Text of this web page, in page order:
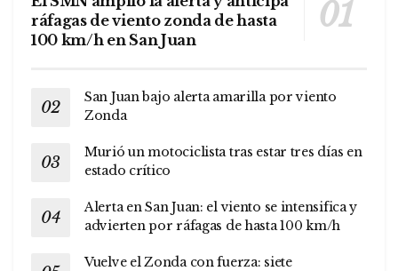
ráfagas de viento zonda de hasta
100 km/h en San Juan
San Juan bajo alerta amarilla por viento
Zonda
Murió un motociclista tras estar tres días en
estado crítico
Alerta en San Juan: el viento se intensifica y
advierten por ráfagas de hasta 100 km/h
Vuelve el Zonda con fuerza: siete